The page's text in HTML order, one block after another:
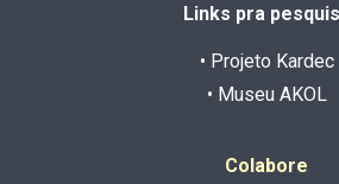
Links pra
• Projeto Kardec
• Museu AKOL
Colabore